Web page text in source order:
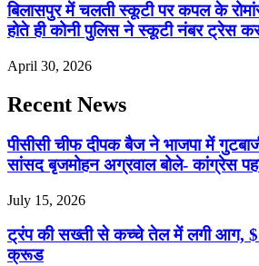
बिलासपुर में चलती स्कूटी पर कपल के
होते ही कोनी पुलिस ने स्कूटी नंबर ट्रेस
April 30, 2026
Recent News
पीसीसी चीफ दीपक बैज ने भाजपा में
सांसद बृजमोहन अग्रवाल बोले- कांग्रेस
July 15, 2026
ट्रंप की सख्ती से कच्चे तेल में लगी आग,
क्रूड